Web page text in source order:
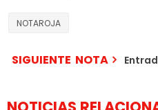
NOTAROJA
SIGUIENTE NOTA